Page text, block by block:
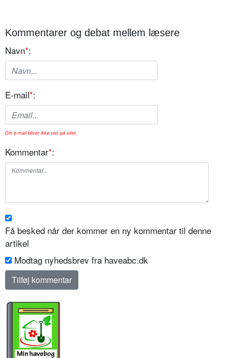
Kommentarer og debat mellem læsere
Navn*:
E-mail*:
Din e-mail bliver ikke vist på sitet.
Kommentar*:
Få besked når der kommer en ny kommentar til denne
artikel
Modtag nyhedsbrev fra haveabc.dk